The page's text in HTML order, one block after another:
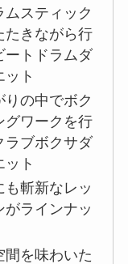
ムスティック
たきながら行
ートドラムダ
ット
りの中でボク
グワークを行
ラブボクサダ
ット
も斬新なレッ
がラインナッ
間を味わいた